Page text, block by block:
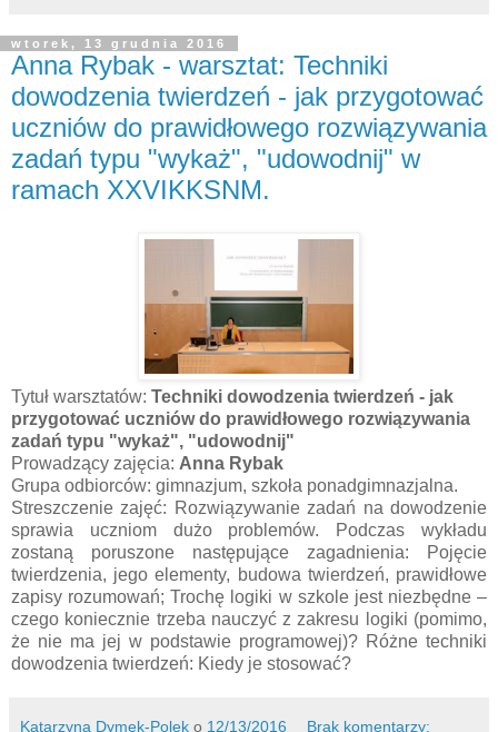
wtorek, 13 grudnia 2016
Anna Rybak - warsztat: Techniki
dowodzenia twierdzeń - jak przygotować
uczniów do prawidłowego rozwiązywania
zadań typu "wykaż", "udowodnij" w
ramach XXVIKKSNM.
Tytuł warsztatów: Techniki dowodzenia twierdzeń - jak
przygotować uczniów do prawidłowego rozwiązywania
zadań typu "wykaż", "udowodnij"
Prowadzący zajęcia: Anna Rybak
Grupa odbiorców: gimnazjum, szkoła ponadgimnazjalna.
Streszczenie zajęć: Rozwiązywanie zadań na dowodzenie
sprawia uczniom dużo problemów. Podczas wykładu
zostaną poruszone następujące zagadnienia: Pojęcie
twierdzenia, jego elementy, budowa twierdzeń, prawidłowe
zapisy rozumowań; Trochę logiki w szkole jest niezbędne –
czego koniecznie trzeba nauczyć z zakresu logiki (pomimo,
że nie ma jej w podstawie programowej)? Różne techniki
dowodzenia twierdzeń: Kiedy je stosować?
Katarzyna Dymek-Polek o 12/13/2016 Brak komentarzy: